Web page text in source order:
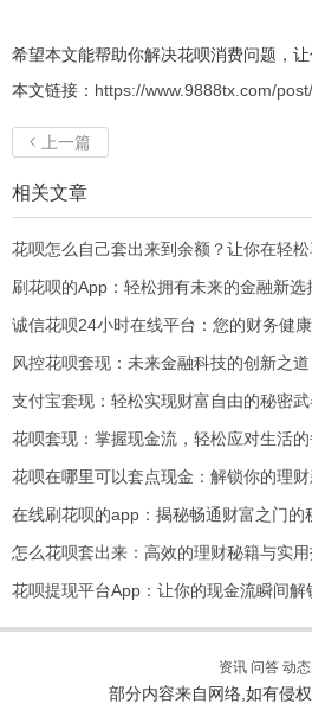
希望本文能帮助你解决花呗消费问题，让
本文链接： https://www.9888tx.com/
 上一篇
相关文章
刷花呗的App：轻松拥有未来的金融新选
诚信花呗24小时在线平台：您的财务健
风控花呗套现：未来金融科技的创新之道
支付宝套现：轻松实现财富自由的秘密武
花呗套现：掌握现金流，轻松应对生活
花呗在哪里可以套点现金：解锁你的理
在线刷花呗的app：揭秘畅通财富之门的
怎么花呗套出来：高效的理财秘籍与实
花呗提现平台App：让你的现金流瞬间解
资讯 问答 动态
部分内容来自网络,如有侵